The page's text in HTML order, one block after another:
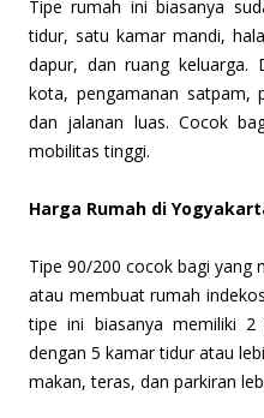
Tipe rumah ini biasanya
tidur, satu kamar mandi,
dapur, dan ruang keluarga.
kota, pengamanan satpam,
dan jalanan luas. Cocok
mobilitas tinggi.
Harga Rumah di
Tipe 90/200 cocok bagi yang
atau membuat rumah
tipe ini biasanya memiliki 2
dengan 5 kamar tidur atau
makan, teras, dan parkiran